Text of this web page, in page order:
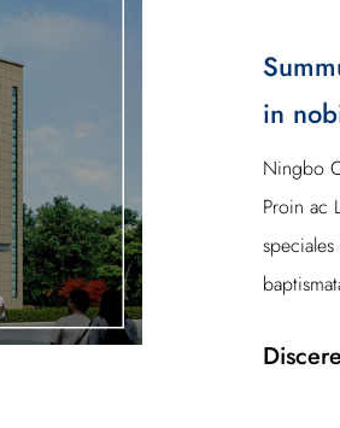
in
Ningbo
Proin ac